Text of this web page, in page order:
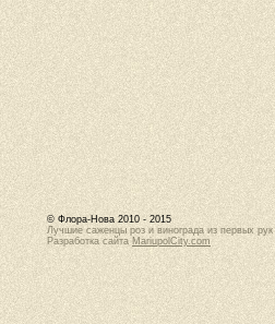
© Флора-Нова 2010 - 2015
Лучшие саженцы роз и винограда из первых рук
Разработка сайта MariupolCity.com